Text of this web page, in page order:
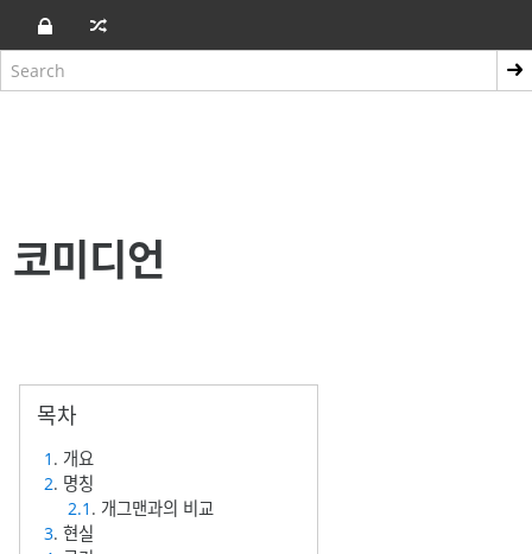
코미디언
1 . 개요
2. 명칭
2.1 . 개그맨과의 비교
3. 현실